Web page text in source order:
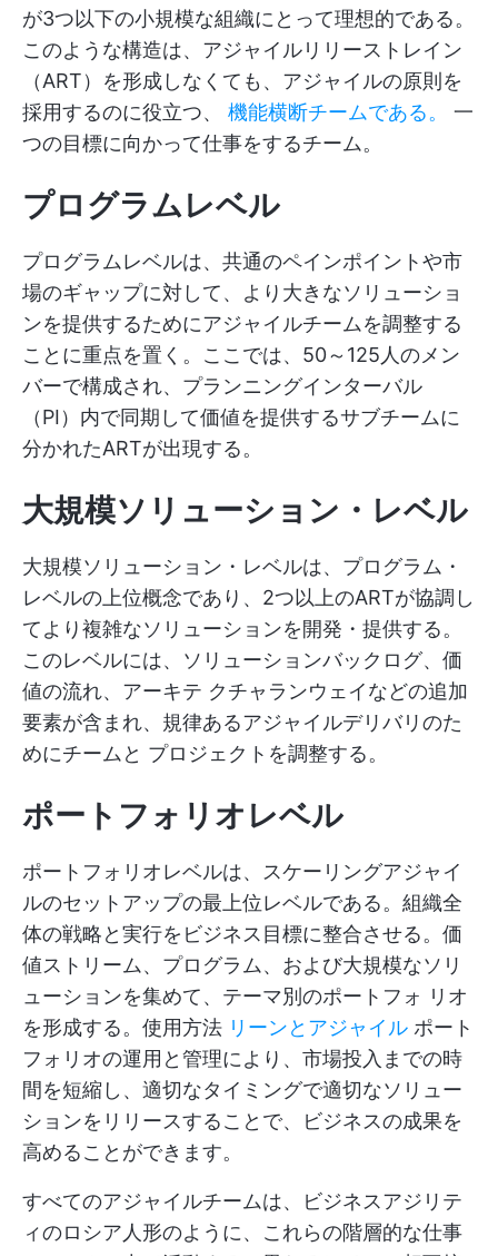
が3つ以下の小規模な組織にとって理想的である。
このような構造は、アジャイルリリーストレイン
（ART）を形成しなくても、アジャイルの原則を
採用するのに役立つ、 機能横断チームである。
一
つの目標に向かって仕事をするチーム。
プログラムレベル
プログラムレベルは、共通のペインポイントや市
場のギャップに対して、より大きなソリューショ
ンを提供するためにアジャイルチームを調整する
ことに重点を置く。ここでは、50～125人のメン
バーで構成され、プランニングインターバル
（PI）内で同期して価値を提供するサブチームに
分かれたARTが出現する。
大規模ソリューション・レベル
大規模ソリューション・レベルは、プログラム・
レベルの上位概念であり、2つ以上のARTが協調し
てより複雑なソリューションを開発・提供する。
このレベルには、ソリューションバックログ、価
値の流れ、アーキテ クチャランウェイなどの追加
要素が含まれ、規律あるアジャイルデリバリのた
めにチームと プロジェクトを調整する。
ポートフォリオレベル
ポートフォリオレベルは、スケーリングアジャイ
ルのセットアップの最上位レベルである。組織全
体の戦略と実行をビジネス目標に整合させる。価
値ストリーム、プログラム、および大規模なソリ
ューションを集めて、テーマ別のポートフォ リオ
を形成する。使用方法 リーンとアジャイル ポート
フォリオの運用と管理により、市場投入までの時
間を短縮し、適切なタイミングで適切なソリュー
ションをリリースすることで、ビジネスの成果を
高めることができます。
すべてのアジャイルチームは、ビジネスアジリテ
ィのロシア人形のように、これらの階層的な仕事